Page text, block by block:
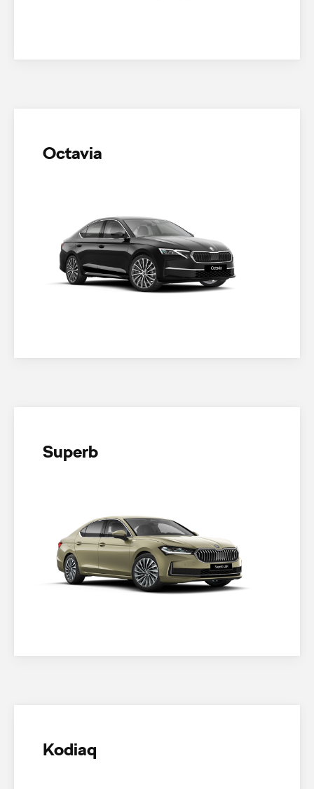
Octavia
Superb
Kodiaq